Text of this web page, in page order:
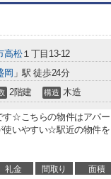
高松１丁目13-12
岡 」駅 徒歩24分
2階建 構造 木造
す☆こちらの物件はアパ
使いやすい☆駅近の物件
礼金 間取り 面積